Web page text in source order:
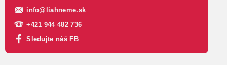
info@ liahneme.sk
+421 944 482 736
Sledujte náš FB